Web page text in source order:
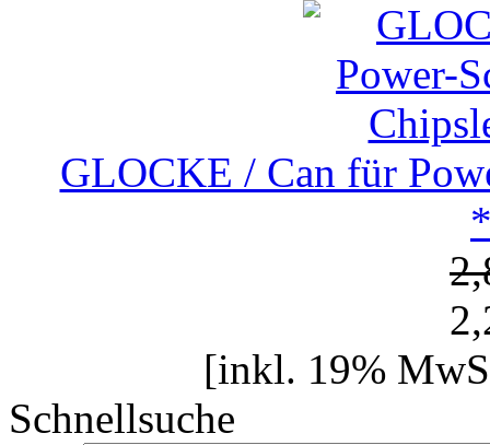
GLOCKE / Can für
[inkl. 19%
Schnellsuche